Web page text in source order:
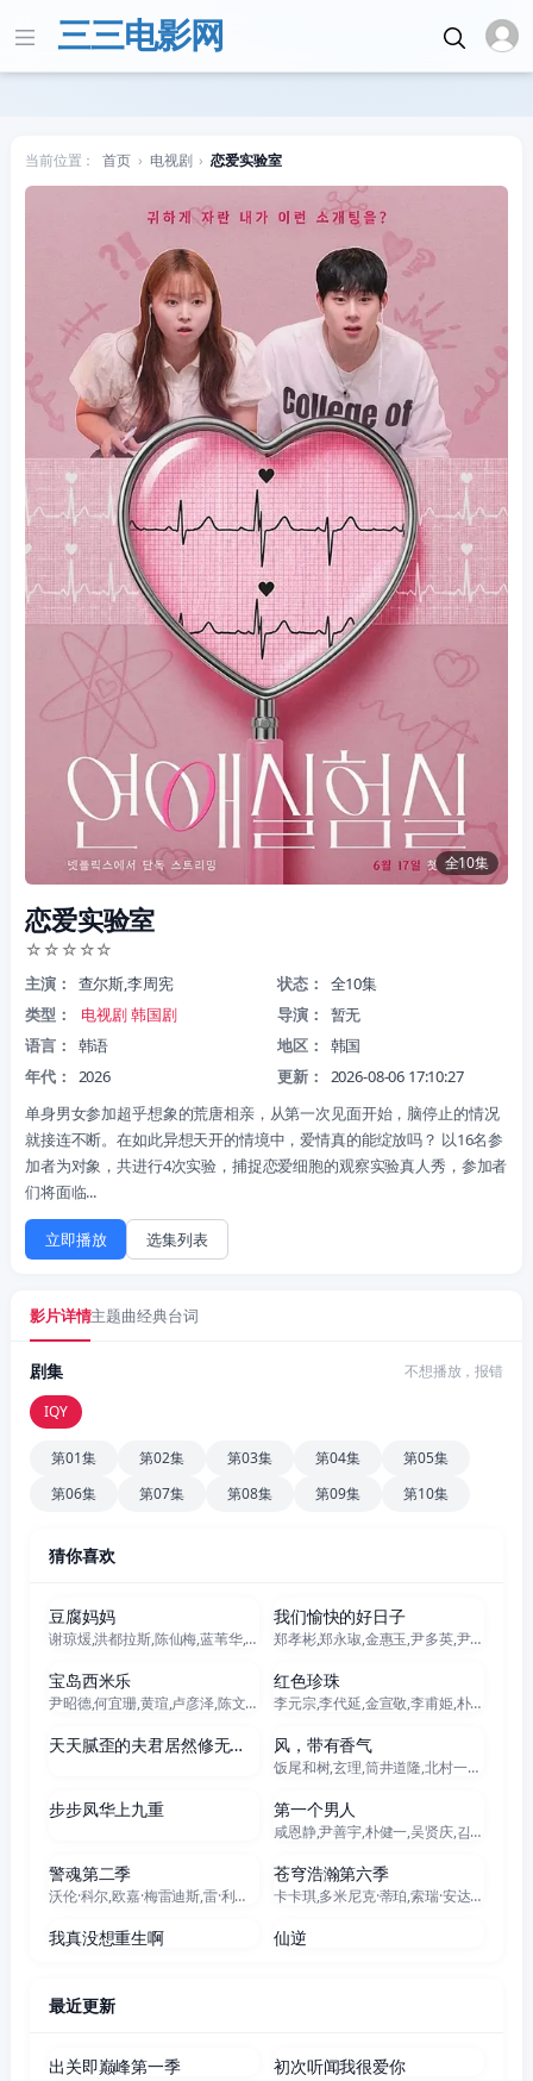
三三电影网
当前位置： 首页 › 电视剧 › 恋爱实验室
全10集
恋爱实验室
☆ ☆ ☆ ☆☆
主演： 查尔斯,李周宪 状态：
全10集
类型：
电视剧韩国剧 导演：
暂无
语言：
韩语 地区：
韩国
年代：
2026 更新：
2026-08-06 17:10:27
单身男女参加超乎想象的荒唐相亲，从第一次见面开始，脑停止的情况
就接连不断。在如此异想天开的情境中，爱情真的能绽放吗？ 以16名参
加者为对象，共进行4次实验，捕捉恋爱细胞的观察实验真人秀，参加者
们将面临...
立即播放 选集列表
影片详情主题曲经典台词
剧集 不想播放，报错
IQY
第01集 第02集 第03集 第04集
第05集
第06集
第07集 第08集 第09集 第10集
猜你喜欢
豆腐妈妈
谢琼煖,洪都拉斯,陈仙梅,蓝苇华,苏晏霈,曾智希,曾子益,陈志强,郭忠祐,李之勤,潘奕如,范瑞君,王耿豪,吴铃山,张倩,李运庆,罗子惟,宫美乐,王晴,于浩威,马国毕,张世贤,徐千京,黄子玲,黄靖雅,李佩怡,吴政澔,黄尚禾,吴皓升
我们愉快的好日子
郑孝彬,郑永琡,金惠玉,尹多英,尹仲勋,文喜京,严贤京,鲜于在德,尹多勋,申正允,李商淑,李家豪
更新至301集
宝岛西米乐
尹昭德,何宜珊,黄瑄,卢彦泽,陈文山,王盈凯,黄婕菲,蔡祥,马国贤,孙绽,陈婉婷,王丁筑,璟宣,许瀞蔆,张雁名,颜邦智,曹景俊,陈玹宇,李緻,洪淇,刘汉强,张育绮,逸祥,亮曦,王芮希,李祐诚,卢尚恩,李铭叡,黄隽智,张景闳,游安顺,杨子仪
更新至100集
红色珍珠
李元宗,李代延,金宣敬,李甫姫,朴真熙,韩振熙,李应敬,이정용,채빈
60集全
天天腻歪的夫君居然修无情道
更新至94集
风，带有香气
饭尾和树,玄理,筒井道隆,北村一辉,多部未华子,藤原季节,原田泰造,根岸季衣,三浦贵大,高岛政宏,若林时英,内田慈,平野生成,菊池亚希子,中田青渚,小林隆,古川雄大,片冈鹤太郎,野添义弘,仲间由纪惠,村上穂乃佳,森田甘路,水野美纪,生田绘梨花,猫背椿,坂口涼太郎,津崎史郎,春海四方,广冈由里子,大岛美幸,松金米子,见上爱,佐野晶哉,中井友望,伊势志摩,东野绚香,研直子,小林虎之介,坂东弥十郎,丸山礼,上坂树里,林裕太,早坂美海,たくや
步步凤华上九重
全140集
第一个男人
咸恩静,尹善宇,朴健一,吴贤庆,김민설,李起昶
警魂第二季
沃伦·科尔,欧嘉·梅雷迪斯,雷·利奥塔,里特奇·科斯特,詹妮弗·洛佩兹,德瑞·德·玛泰,玛格丽特·柯林,维森特·拉雷斯卡,戴奥·奥柯奈伊,基诺·安东尼·佩西,安娜·冈,莱斯利·席尔瓦,安妮·张
全6集
苍穹浩瀚第六季
卡卡琪,多米尼克·蒂珀,索瑞·安达斯鲁,史蒂文·斯崔特,基翁·亚历山大,萨默·萨利姆,弗兰基·亚当斯,纳丁·妮可,贾赛·蔡斯·欧文斯,约翰·威斯利·查特曼,加布里埃尔·达尔库,安德烈·卡洪,凡妮莎·斯迈思,艾玛·霍,博·迪克森,乔丹·道森,汉娜·格兰特,费利佩·奥凯,黛安·阿圭拉,泰德·戴克斯特拉
147集全
我真没想重生啊
115集全
仙逆
最近更新
出关即巅峰第一季 初次听闻我很爱你